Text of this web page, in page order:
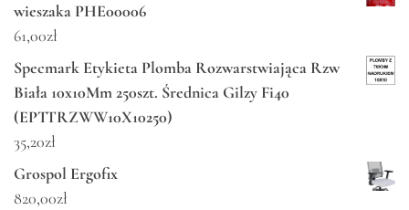
wieszaka PHE00006
61,00zł
Specmark Etykieta Plomba Rozwarstwiająca Rzw
Biała 10x10Mm 250szt. Średnica Gilzy Fi40
(EPTTRZWW10X10250)
35,20zł
Grospol Ergofix
820,00zł